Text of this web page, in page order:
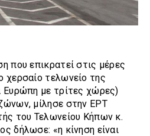
που επικρατεί στις μέρες
χερσαίο τελωνείο της
Ευρώπη με τρίτες χώρες)
μίλησε στην ΕΡΤ
του Τελωνείου Κήπων κ.
δήλωσε: «η κίνηση είναι